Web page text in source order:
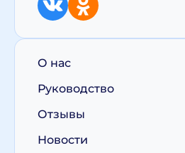
О нас
Руководство
Отзывы
Новости